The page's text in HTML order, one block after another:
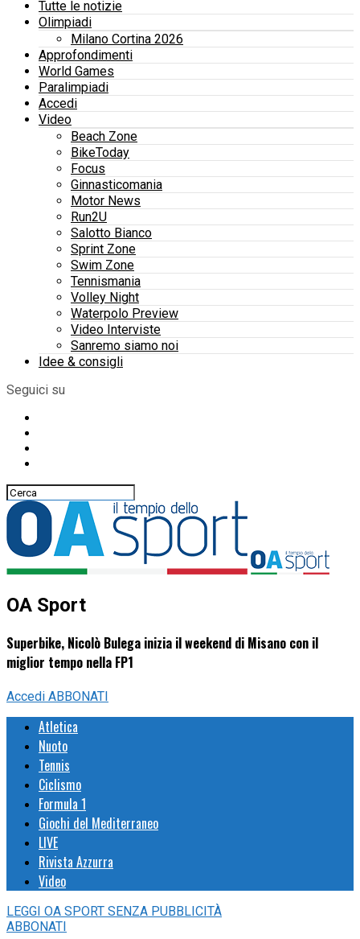
Tutte le notizie
Olimpiadi
Milano Cortina 2026
Approfondimenti
World Games
Paralimpiadi
Accedi
Video
Beach Zone
BikeToday
Focus
Ginnasticomania
Motor News
Run2U
Salotto Bianco
Sprint Zone
Swim Zone
Tennismania
Volley Night
Waterpolo Preview
Video Interviste
Sanremo siamo noi
Idee & consigli
Seguici su
OA Sport
Superbike, Nicolò Bulega inizia il weekend di Misano con il
miglior tempo nella FP1
Accedi ABBONATI
Atletica
Nuoto
Tennis
Ciclismo
Formula 1
Giochi del Mediterraneo
LIVE
Rivista Azzurra
Video
LEGGI OA SPORT SENZA PUBBLICITÀ
ABBONATI